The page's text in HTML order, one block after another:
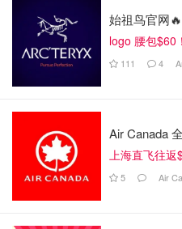
始祖鸟官网
logo 腰包$60
111 4
Air Canada
上海直飞往返
5 Air